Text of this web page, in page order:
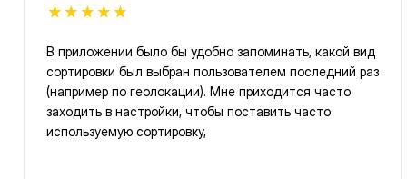
В приложении было бы удобно запоминать, какой вид
сортировки был выбран пользователем последний раз
(например по геолокации). Мне приходится часто
заходить в настройки, чтобы поставить часто
используемую сортировку,